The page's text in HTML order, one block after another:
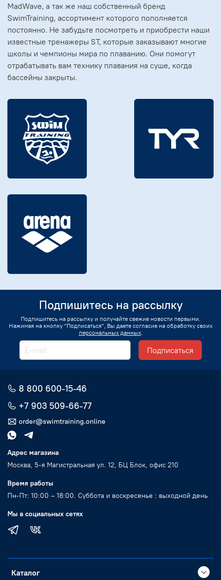
MadWave, а так же наш собственный бренд
SwimTraining, ассортимент которого пополняется
постоянно. Не забудьте посмотреть и приобрести наши
известные тренажеры ST, которые заказывают многие
школы и чемпионы мира по плаванию. Они помогут
отрабатывать вам технику плавания на суше, когда
бассейны закрыты.
Подпишитесь на рассылку
Подпишитесь на рассылку и получайте свежие новости первыми.
Нажимая на кнопку "Подписаться", Вы даете согласие на обработку своих
персональных данных.
Подписаться
8 800 600-15-46
+7 903 509-66-77
order@swimtraining.online
Адрес магазина
Москва, 5-я Магистральная ул. 12, БЦ Блок, офис 210
Время работы
Пн-Пт: 10:00 – 18:00. Суббота и воскресенье : выходной день
Мы в социальных сетях
Каталог